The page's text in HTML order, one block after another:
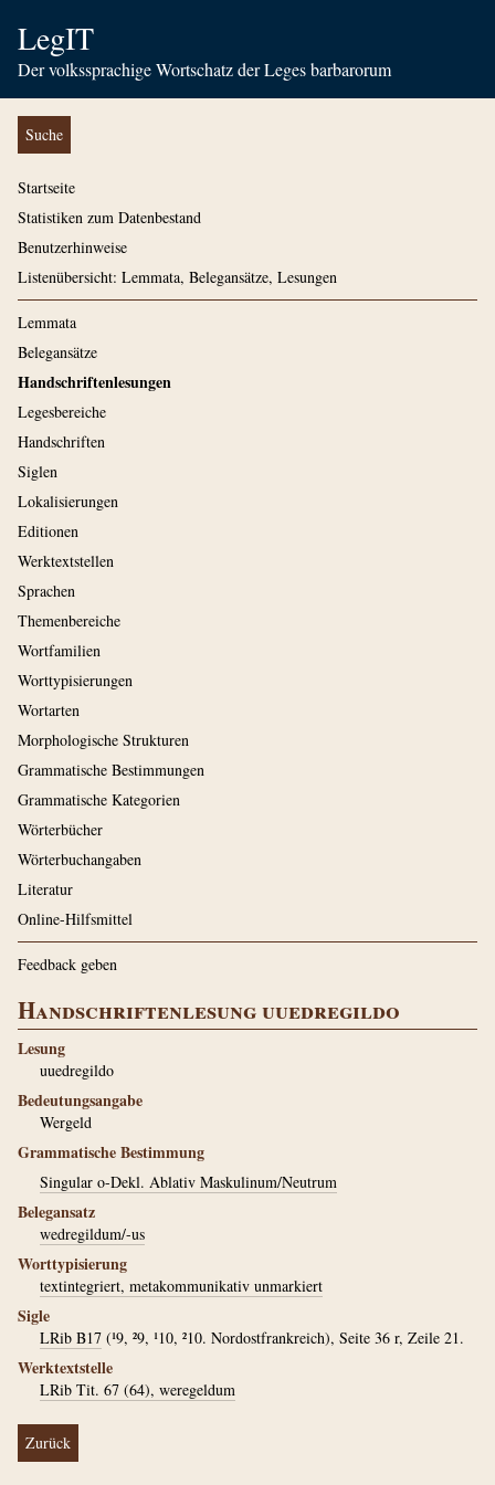
LegIT
Der volkssprachige Wortschatz der Leges barbarorum
Suche
Startseite
Statistiken zum Datenbestand
Benutzerhinweise
Listenübersicht: Lemmata, Belegansätze, Lesungen
Lemmata
Belegansätze
Handschriftenlesungen
Legesbereiche
Handschriften
Siglen
Lokalisierungen
Editionen
Werktextstellen
Sprachen
Themenbereiche
Wortfamilien
Worttypisierungen
Wortarten
Morphologische Strukturen
Grammatische Bestimmungen
Grammatische Kategorien
Wörterbücher
Wörterbuchangaben
Literatur
Online-Hilfsmittel
Feedback geben
Handschriftenlesung uuedregildo
Lesung
uuedregildo
Bedeutungsangabe
Wergeld
Grammatische Bestimmung
Singular o-Dekl. Ablativ Maskulinum/Neutrum
Belegansatz
wedregildum/-us
Worttypisierung
textintegriert, metakommunikativ unmarkiert
Sigle
LRib B17 (¹9, ²9, ¹10, ²10. Nordostfrankreich), Seite 36 r, Zeile 21.
Werktextstelle
LRib Tit. 67 (64), weregeldum
Zurück